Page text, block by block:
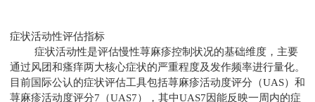
症状活动性评估指标
症状活动性是评估慢性荨麻疹控制状况的基础维度，主要
通过风团和瘙痒两大核心症状的严重程度及发作频率进行量化。
目前国际公认的症状评估工具包括荨麻疹活动度评分（UAS）和
荨麻疹活动度评分7（UAS7），其中UAS7因能反映一周内的症